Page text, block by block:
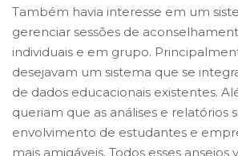
Também havia interesse em um
gerenciar sessões de
individuais e em grupo.
desejavam um sistema que se
de dados educacionais existentes.
queriam que as análises e relatórios
envolvimento de estudantes e
mais amigáveis. Todos esses